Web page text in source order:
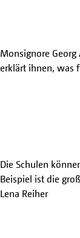
Monsignore
erklärt ihnen, was
Die Schulen
Beispiel ist die
Lena Reiher